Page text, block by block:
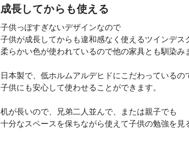
成長してからも使える
子供っぽすぎないデザインなので
子供が成長してからも違和感なく使えるツインデス
柔らかい色が使われているので他の家具とも馴染み
日本製で、低ホルムアルデヒドにこだわっているの
子供にも安心して使わせることができます。
机が長いので、兄弟二人並んで、または親子でも
十分なスペースを保ちながら使えて子供の勉強を見